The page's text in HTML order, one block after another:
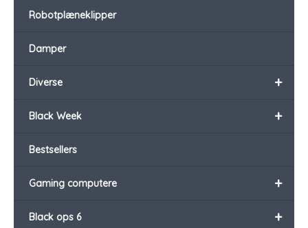
Robotplæneklipper
Damper
+
Diverse
+
Black Week
Bestsellers
+
Gaming computere
+
Black ops 6